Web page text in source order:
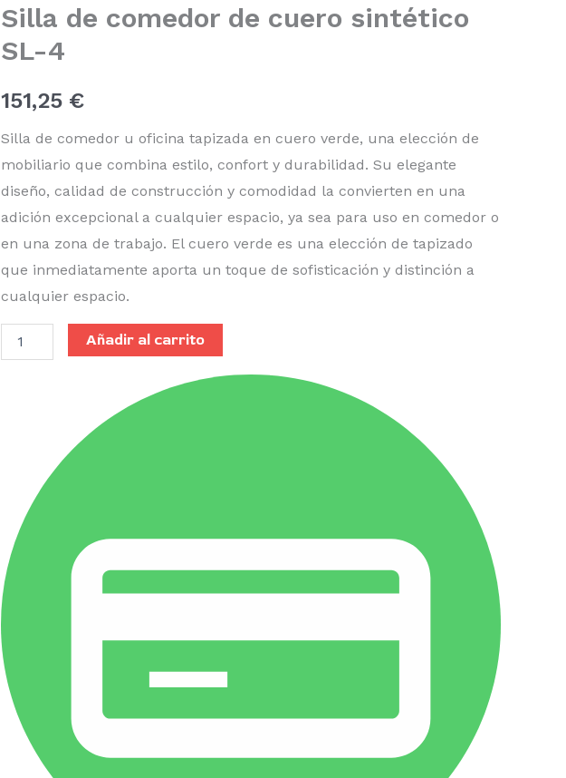
Silla de comedor de cuero sintético
SL-4
151,25 €
Silla de comedor u oficina tapizada en cuero verde, una elección de
mobiliario que combina estilo, confort y durabilidad. Su elegante
diseño, calidad de construcción y comodidad la convierten en una
adición excepcional a cualquier espacio, ya sea para uso en comedor o
en una zona de trabajo. El cuero verde es una elección de tapizado
que inmediatamente aporta un toque de sofisticación y distinción a
cualquier espacio.
cuero
SL-
Añadir al carrito